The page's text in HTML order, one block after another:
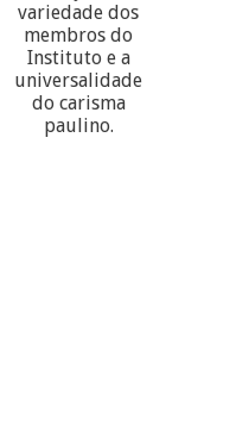
variedade dos
membros do
Instituto e a
universalidade
do carisma
paulino.